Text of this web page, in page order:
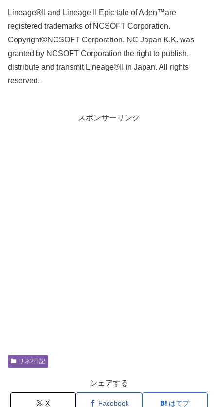
Lineage®II and Lineage II Epic tale of Aden™are
registered trademarks of NCSOFT Corporation.
Copyright©NCSOFT Corporation. NC Japan K.K. was
granted by NCSOFT Corporation the right to publish,
distribute and transmit Lineage®II in Japan. All rights
reserved.
スポンサーリンク
リネ2日記
シェアする
X Facebook はてブ